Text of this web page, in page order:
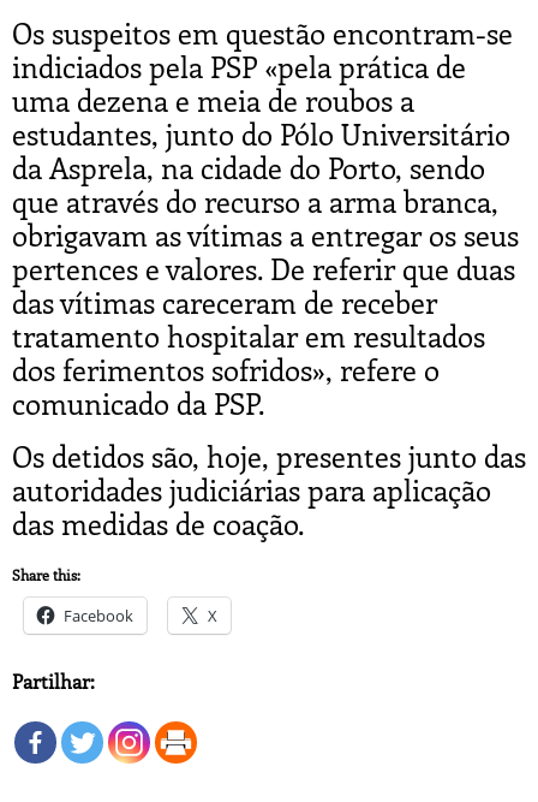
Os suspeitos em questão encontram-se
indiciados pela PSP «pela prática de
uma dezena e meia de roubos a
estudantes, junto do Pólo Universitário
da Asprela, na cidade do Porto, sendo
que através do recurso a arma branca,
obrigavam as vítimas a entregar os seus
pertences e valores. De referir que duas
das vítimas careceram de receber
tratamento hospitalar em resultados
dos ferimentos sofridos», refere o
comunicado da PSP.
Os detidos são, hoje, presentes junto das
autoridades judiciárias para aplicação
das medidas de coação.
Share this:
Facebook X
Partilhar: